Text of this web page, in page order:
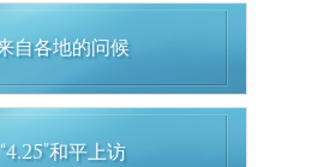
自各地的问候
“4.25”和平上访